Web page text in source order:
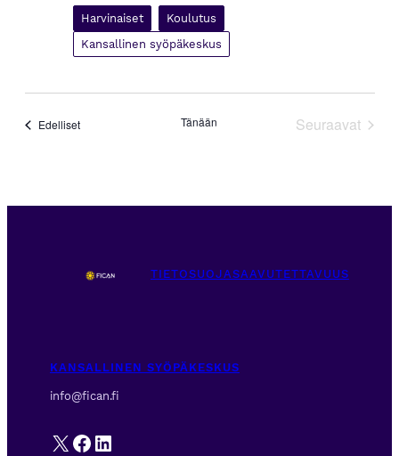
Harvinaiset
Koulutus
Kansallinen syöpäkeskus
EdellisetTapahtumat Tänään
Seuraavat
TIETOSUOJASAAVUTETTAVUUS
KANSALLINEN SYÖPÄKESKUS
info@fican.fi
X Facebook
LinkedIn